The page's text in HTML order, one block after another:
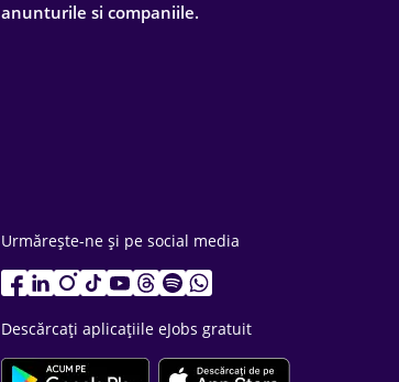
anunturile si companiile.
Urmărește-ne și pe social media
Descărcați aplicațiile eJobs gratuit